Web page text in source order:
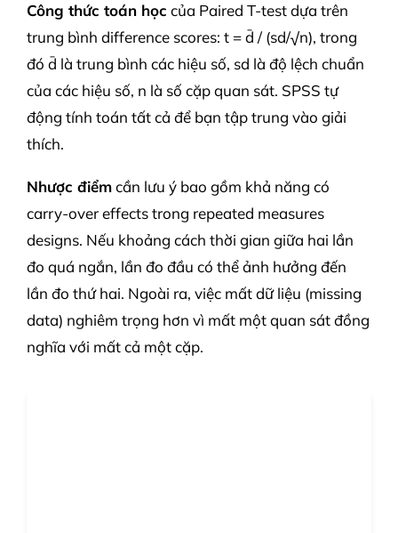
Công thức toán học của Paired T-test dựa trên
trung bình difference scores: t = d̄ / (sd/√n), trong
đó d̄ là trung bình các hiệu số, sd là độ lệch chuẩn
của các hiệu số, n là số cặp quan sát. SPSS tự
động tính toán tất cả để bạn tập trung vào giải
thích.
Nhược điểmcần lưu ý bao gồm khả năng có
carry-over effects trong repeated measures
designs. Nếu khoảng cách thời gian giữa hai lần
đo quá ngắn, lần đo đầu có thể ảnh hưởng đến
lần đo thứ hai. Ngoài ra, việc mất dữ liệu (missing
data) nghiêm trọng hơn vì mất một quan sát đồng
nghĩa với mất cả một cặp.